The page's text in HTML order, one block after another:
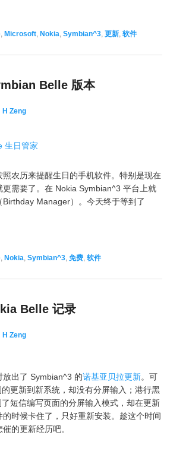
, Microsoft, Nokia,Symbian^3,更新,软件
Belle 版本
H Zeng
农历来提醒生日的手机软件。特别是现在
更需要了。在 Nokia Symbian^3 平台上就
Manager）。今天终于等到了
, Nokia,Symbian^3,免费,软件
Belle 记录
H Zeng
放出了 Symbian^3 的诺基亚贝拉更新。可
更新到新系统，却没有分屏输入；港行黑
短信编写页面的分屏输入模式，却在更新
时候卡住了，只好重新安装。趁这个时间
的更新经历吧。